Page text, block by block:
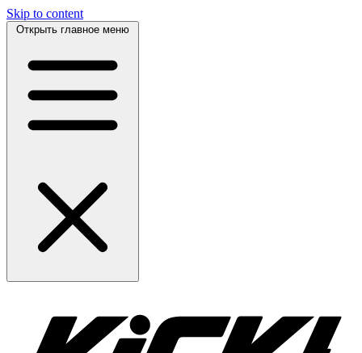
Skip to content
Открыть главное меню